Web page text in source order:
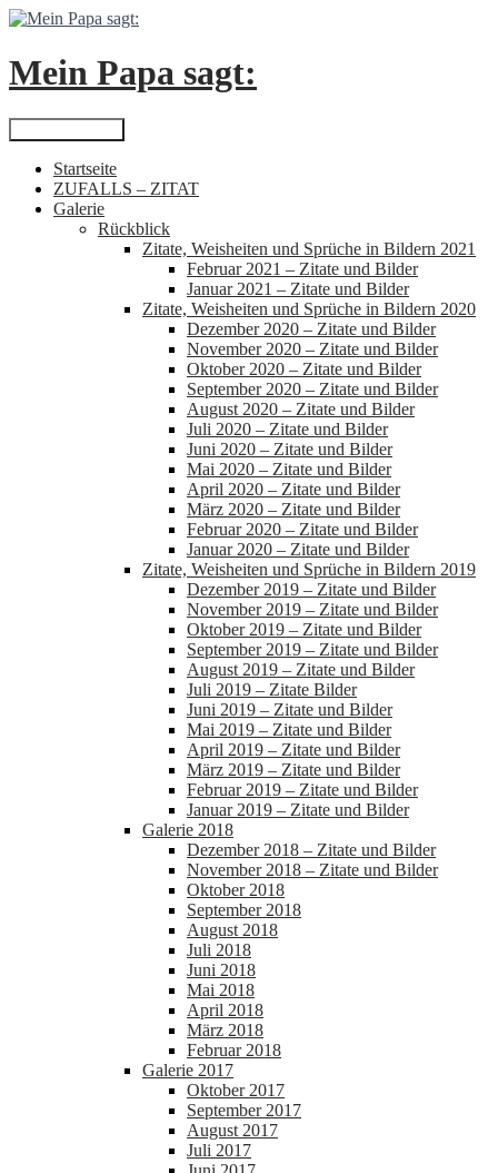
Zum
springen
Mein Papa sagt:
Suchen
Startseite
ZUFALLS – ZITAT
Galerie
Rückblick
Zitate, Weisheiten und Sprüche in Bildern 2021
Februar 2021 – Zitate und Bilder
Januar 2021 – Zitate und Bilder
Zitate, Weisheiten und Sprüche in Bildern 2020
Dezember 2020 – Zitate und Bilder
November 2020 – Zitate und Bilder
Oktober 2020 – Zitate und Bilder
September 2020 – Zitate und Bilder
August 2020 – Zitate und Bilder
Juli 2020 – Zitate und Bilder
Juni 2020 – Zitate und Bilder
Mai 2020 – Zitate und Bilder
April 2020 – Zitate und Bilder
März 2020 – Zitate und Bilder
Februar 2020 – Zitate und Bilder
Januar 2020 – Zitate und Bilder
Zitate, Weisheiten und Sprüche in Bildern 2019
Dezember 2019 – Zitate und Bilder
November 2019 – Zitate und Bilder
Oktober 2019 – Zitate und Bilder
September 2019 – Zitate und Bilder
August 2019 – Zitate und Bilder
Juli 2019 – Zitate Bilder
Juni 2019 – Zitate und Bilder
Mai 2019 – Zitate und Bilder
April 2019 – Zitate und Bilder
März 2019 – Zitate und Bilder
Februar 2019 – Zitate und Bilder
Januar 2019 – Zitate und Bilder
Galerie 2018
Dezember 2018 – Zitate und Bilder
November 2018 – Zitate und Bilder
Oktober 2018
September 2018
August 2018
Juli 2018
Juni 2018
Mai 2018
April 2018
März 2018
Februar 2018
Galerie 2017
Oktober 2017
September 2017
August 2017
Juli 2017